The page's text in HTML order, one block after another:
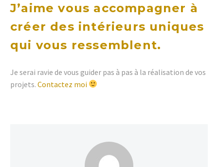
J’aime vous accompagner à
créer des intérieurs uniques
qui vous ressemblent.
Je serai ravie de vous guider pas à pas à la réalisation de vos
projets. Contactez moi